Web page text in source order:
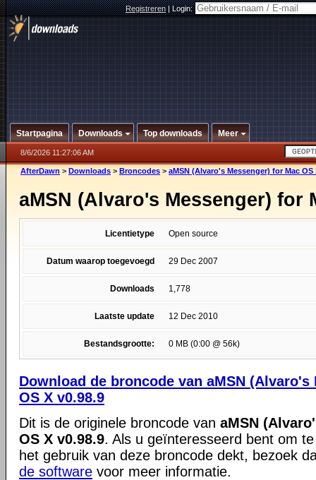
Registreren|Login:
Startpagina Downloads Top downloads Meer
8/6/2026 11:27:06 AM
AfterDawn > Downloads > Broncodes > aMSN (Alvaro's Messenger) for Mac OS
aMSN (Alvaro's Messenger) for
Licentietype Open source
Datum waarop toegevoegd 29 Dec 2007
Downloads 1,778
Laatste update 12 Dec 2010
Bestandsgrootte: 0 MB (0:00 @ 56k)
Download de broncode van aMSN (Alvaro's
OS X v0.98.9
Dit is de originele broncode van aMSN
OS X v0.98.9. Als u geïnteresseerd bent om
het gebruik van deze broncode dekt, bezoek
de software voor meer informatie.